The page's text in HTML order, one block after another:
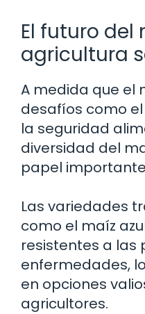
El futuro del
agricultura
A medida que el
desafíos como
la seguridad
diversidad del
papel
Las variedades
como el maíz
resistentes a las
enfermedades,
en opciones
agricultores.